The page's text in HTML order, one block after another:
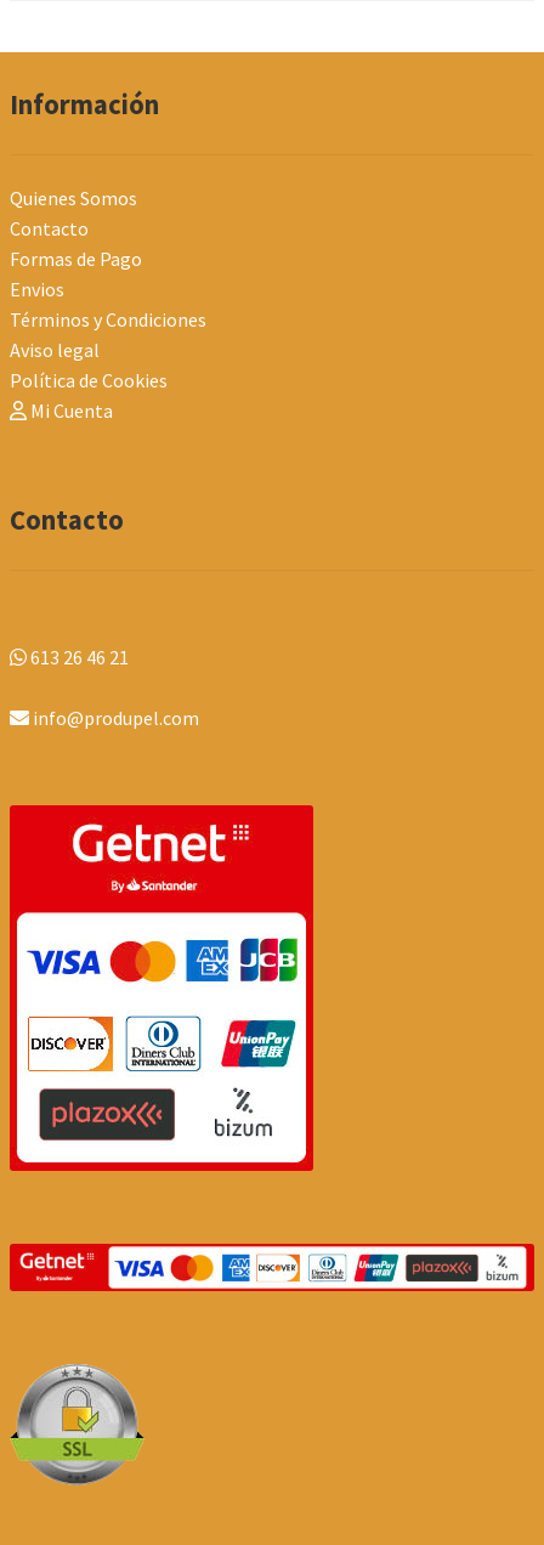
Información
Quienes Somos
Contacto
Formas de Pago
Envios
Términos y Condiciones
Aviso legal
Política de Cookies
Mi Cuenta
Contacto
613 26 46 21
info@produpel.com